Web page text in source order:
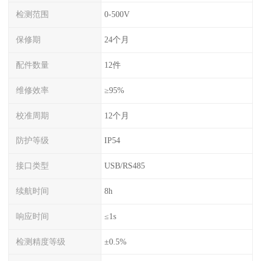
检测范围 0-500V
保修期 24个月
配件数量 12件
维修效率 ≥95%
校准周期 12个月
防护等级 IP54
接口类型 USB/RS485
续航时间 8h
响应时间 ≤1s
检测精度等级 ±0.5%